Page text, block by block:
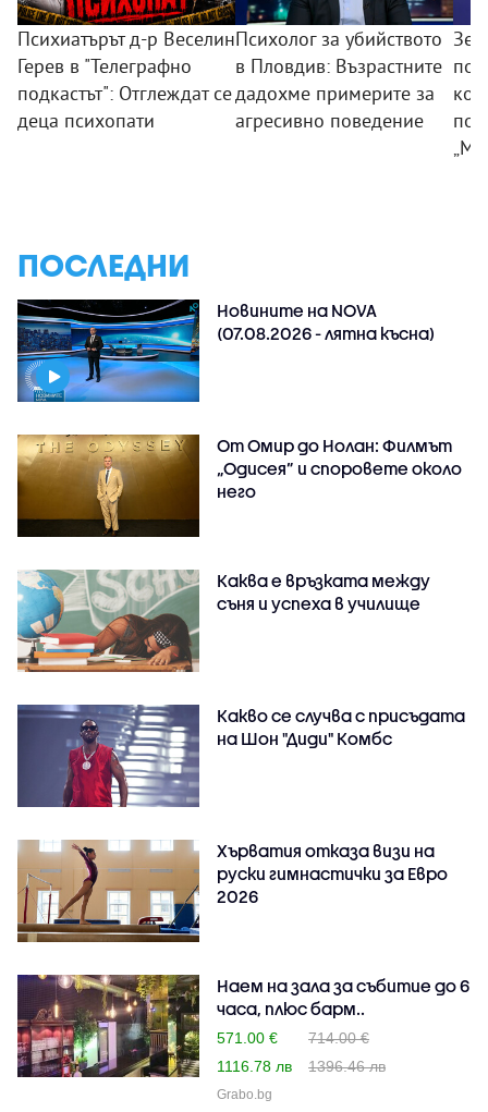
Психиатърът д-р Веселин
Герев в "Телеграфно
подкастът": Отглеждат се
деца психопати
Психолог за убийството
в Пловдив: Възрастните
дадохме примерите за
агресивно поведение
ПОСЛЕДНИ
Новините на NOVA
(07.08.2026 - лятна късна)
От Омир до Нолан: Филмът
„Одисея” и споровете около
него
Каква е връзката между
съня и успеха в училище
Какво се случва с присъдата
на Шон "Диди" Комбс
Хърватия отказа визи на
руски гимнастички за Евро
2026
Наем на зала за събитие до 6
часа, плюс барм..
571.00 €
714.00 €
1116.78 лв
1396.46 лв
Grabo.bg